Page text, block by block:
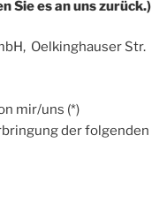
Sie es an uns zurück.)
Oelkinghauser Str.
mir/uns (*)
der folgenden